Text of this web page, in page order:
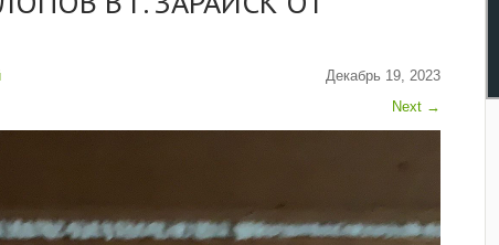
Декабрь 19, 2023
Next →